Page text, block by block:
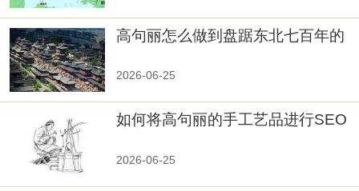
高句丽怎么做到盘踞东北七百年的
2026-06-25
如何将高句丽的手工艺品进行SEO
2026-06-25